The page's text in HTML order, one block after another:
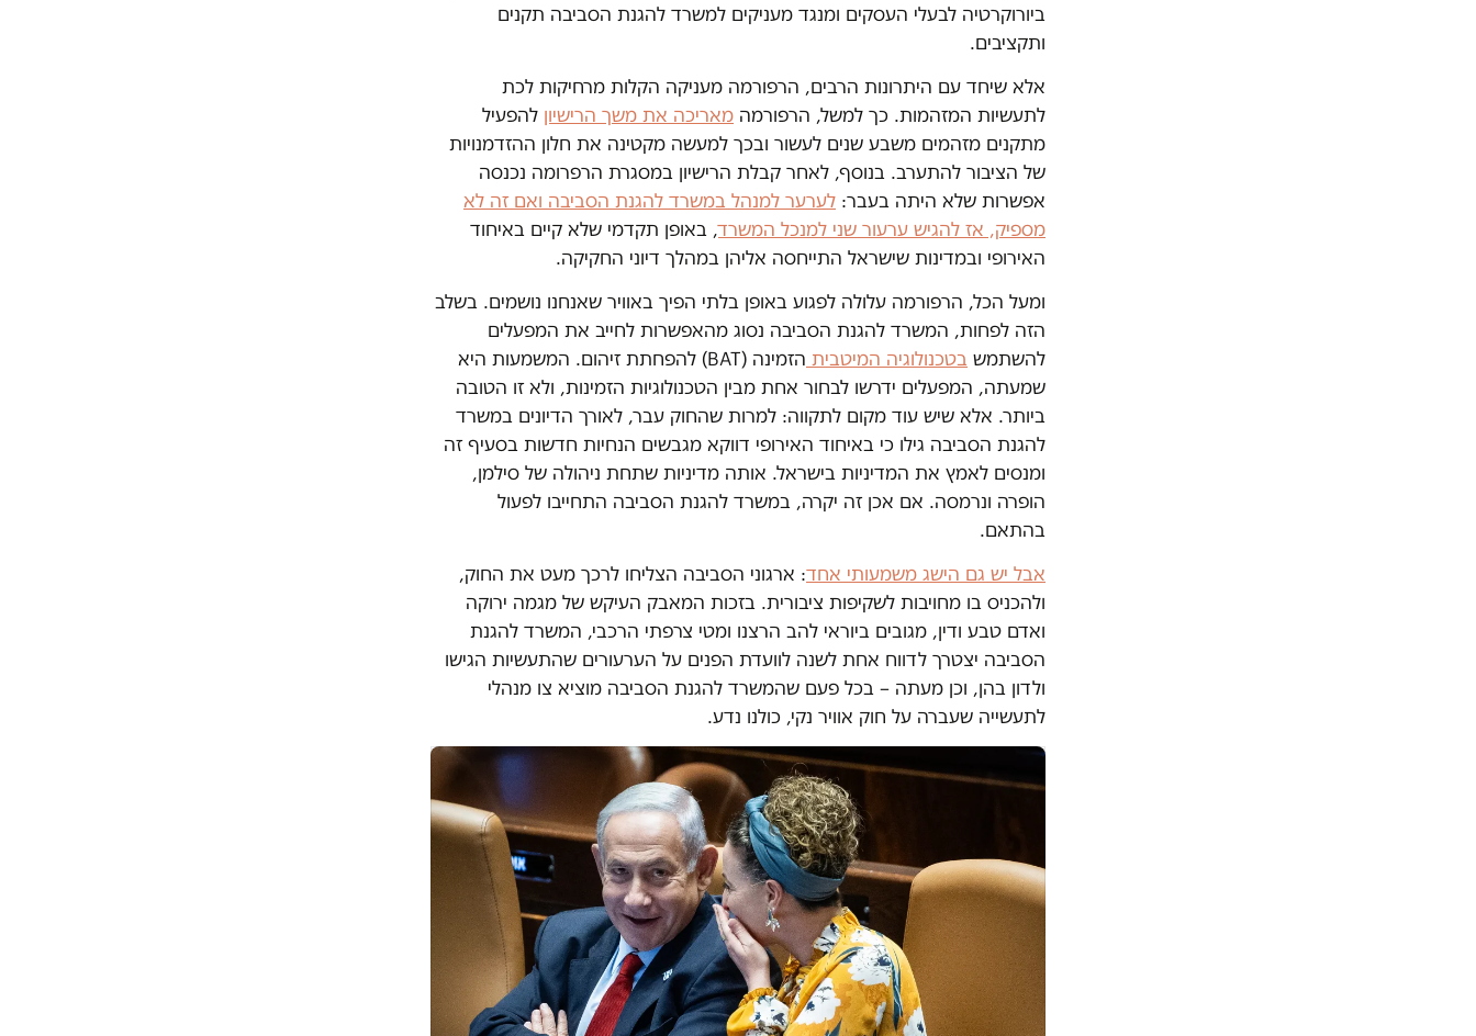
ביורוקרטיה לבעלי העסקים ומנגד מעניקים למשרד להגנת הסביבה תקנים
ותקציבים.
אלא שיחד עם היתרונות הרבים, הרפורמה מעניקה הקלות מרחיקות לכת
לתעשיות המזהמות. כך למשל, הרפורמה מאריכה את משך הרישיון להפעיל
מתקנים מזהמים משבע שנים לעשור ובכך למעשה מקטינה את חלון ההזדמנויות
של הציבור להתערב. בנוסף, לאחר קבלת הרישיון במסגרת הרפרומה נכנסה
אפשרות שלא היתה בעבר: לערער למנהל במשרד להגנת הסביבה ואם זה לא
מספיק, אז להגיש ערעור שני למנכל המשרד, באופן תקדמי שלא קיים באיחוד
האירופי ובמדינות שישראל התייחסה אליהן במהלך דיוני החקיקה.
ומעל הכל, הרפורמה עלולה לפגוע באופן בלתי הפיך באוויר שאנחנו נושמים. בשלב
הזה לפחות, המשרד להגנת הסביבה נסוג מהאפשרות לחייב את המפעלים
להשתמש בטכנולוגיה המיטבית
הזמינה (BAT) להפחתת זיהום. המשמעות היא
שמעתה, המפעלים ידרשו לבחור אחת מבין הטכנולוגיות הזמינות, ולא זו הטובה
ביותר. אלא שיש עוד מקום לתקווה: למרות שהחוק עבר, לאורך הדיונים במשרד
להגנת הסביבה גילו כי באיחוד האירופי דווקא מגבשים הנחיות חדשות בסעיף זה
ומנסים לאמץ את המדיניות בישראל. אותה מדיניות שתחת ניהולה של סילמן,
הופרה ונרמסה. אם אכן זה יקרה, במשרד להגנת הסביבה התחייבו לפעול
בהתאם.
אבל יש גם הישג משמעותי אחד: ארגוני הסביבה הצליחו לרכך מעט את החוק,
ולהכניס בו מחויבות לשקיפות ציבורית. בזכות המאבק העיקש של מגמה ירוקה
ואדם טבע ודין, מגובים ביוראי להב הרצנו ומטי צרפתי הרכבי, המשרד להגנת
הסביבה יצטרך לדווח אחת לשנה לוועדת הפנים על הערעורים שהתעשיות הגישו
ולדון בהן, וכן מעתה – בכל פעם שהמשרד להגנת הסביבה מוציא צו מנהלי
לתעשייה שעברה על חוק אוויר נקי, כולנו נדע.